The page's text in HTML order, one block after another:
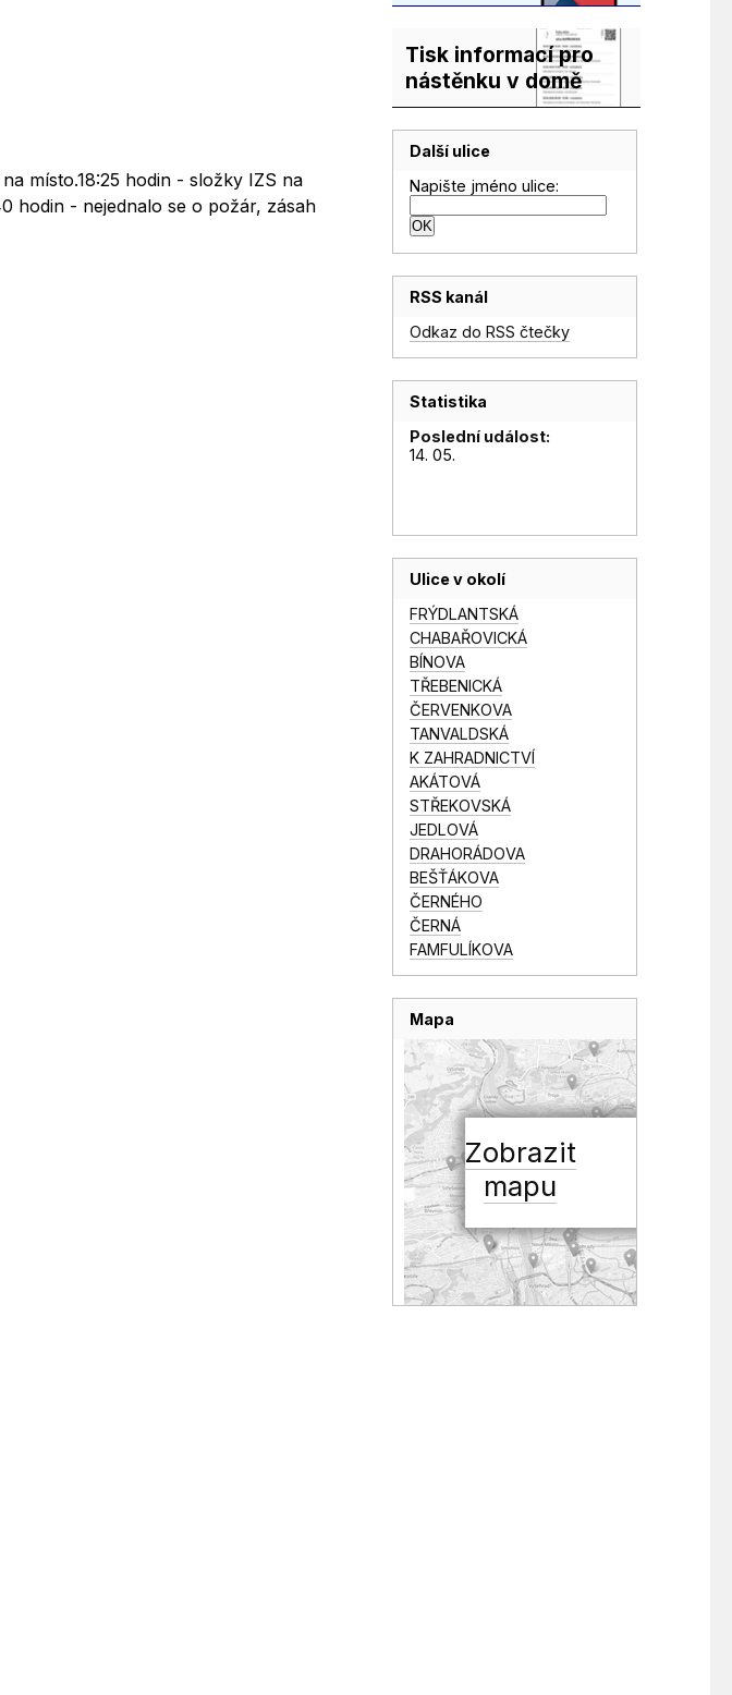
místo.18:25 hodin - složky IZS na
hodin - nejednalo se o požár, zásah
Tisk informací pro
nástěnku v domě
Další ulice
Napište jméno ulice:
RSS kanál
Odkaz do RSS čtečky
Statistika
Poslední událost:
14. 05.
Ulice v okolí
FRÝDLANTSKÁ
CHABAŘOVICKÁ
BÍNOVA
TŘEBENICKÁ
ČERVENKOVA
TANVALDSKÁ
K ZAHRADNICTVÍ
AKÁTOVÁ
STŘEKOVSKÁ
JEDLOVÁ
DRAHORÁDOVA
BEŠŤÁKOVA
ČERNÉHO
ČERNÁ
FAMFULÍKOVA
Mapa
Zobrazit
mapu